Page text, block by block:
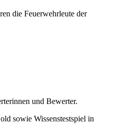
die Feuerwehrleute der
und Bewerter.
sowie Wissenstestspiel in